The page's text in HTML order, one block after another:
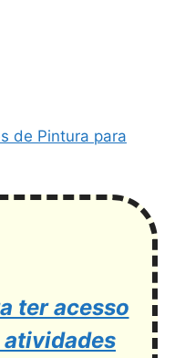
de Pintura para
ter acesso
atividades